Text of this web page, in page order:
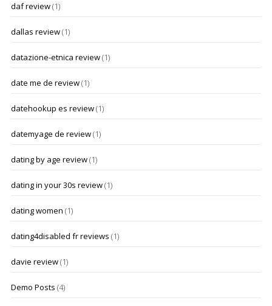
daf review(1)
dallas review(1)
datazione-etnica review(1)
date me de review(1)
datehookup es review(1)
datemyage de review(1)
dating by age review(1)
dating in your 30s review(1)
dating women (1)
dating4disabled fr reviews (1)
davie review(1)
Demo Posts (4)